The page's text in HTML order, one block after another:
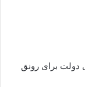
دولت برای رونق